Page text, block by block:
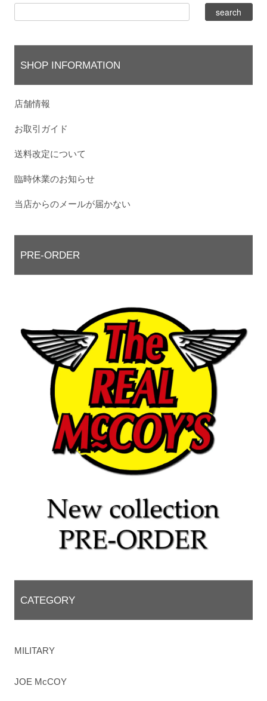
SHOP INFORMATION
店舗情報
お取引ガイド
送料改定について
臨時休業のお知らせ
当店からのメールが届かない
PRE-ORDER
CATEGORY
MILITARY
JOE McCOY